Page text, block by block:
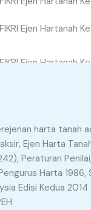
harta tanah
Ejen Harta
Peraturan
Harta 1986,
Edisi Kedua